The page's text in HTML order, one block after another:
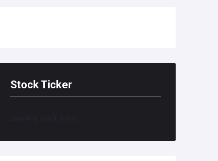
Stock Ticker
Loading stock data...